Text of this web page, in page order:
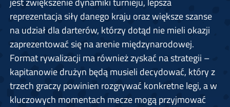
reprezentacja siły danego kraju oraz większe szanse
na udział dla darterów, którzy dotąd nie mieli okazji
zaprezentować się na arenie międzynarodowej.
Format rywalizacji ma również zyskać na strategii –
kapitanowie drużyn będą musieli decydować, który z
trzech graczy powinien rozgrywać konkretne legi, a w
kluczowych momentach mecze mogą przyjmować